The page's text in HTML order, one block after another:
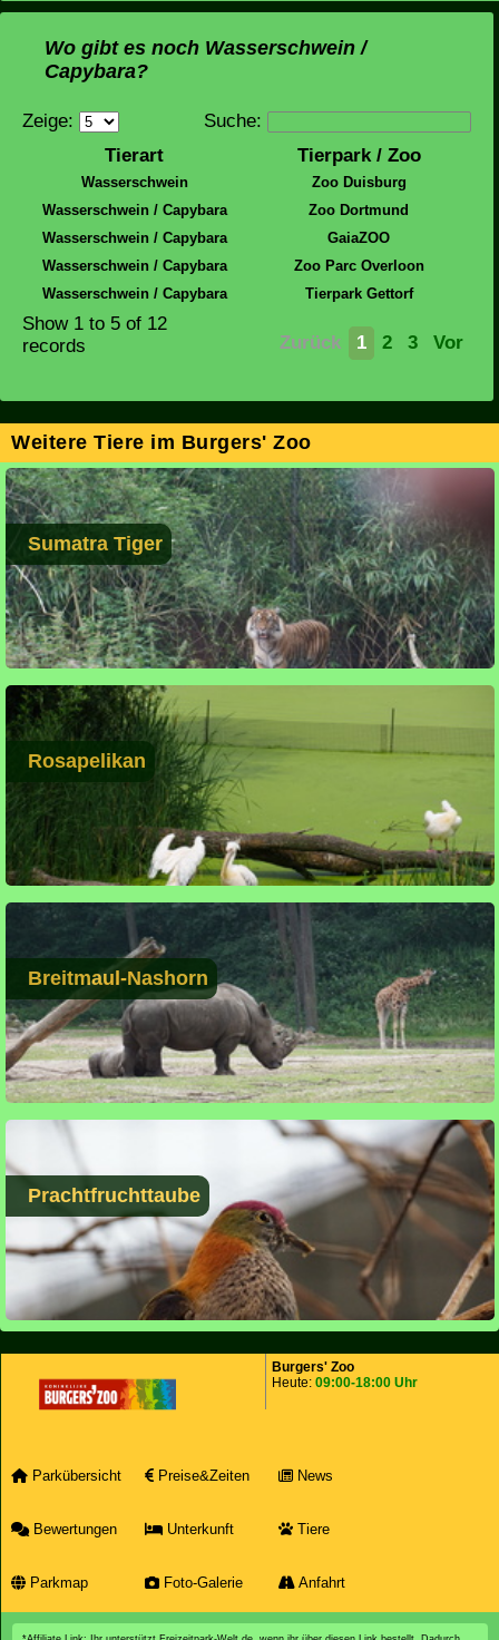
Wo gibt es noch Wasserschwein /
Capybara?
Suche:
Zeige:
Tierart
Tierpark / Zoo
Wasserschwein
Zoo Duisburg
Wasserschwein / Capybara
Zoo Dortmund
Wasserschwein / Capybara
GaiaZOO
Wasserschwein / Capybara
Zoo Parc Overloon
Wasserschwein / Capybara
Tierpark Gettorf
Zurück 1 2 3 Vor
Show 1 to 5 of 12
records
Weitere Tiere im Burgers' Zoo
Sumatra Tiger
Rosapelikan
Breitmaul-Nashorn
Prachtfruchttaube
Burgers' Zoo
Heute: 09:00-18:00 Uhr
Parkübersicht Preise&Zeiten News
Bewertungen Unterkunft Tiere
Parkmap Foto-Galerie Anfahrt